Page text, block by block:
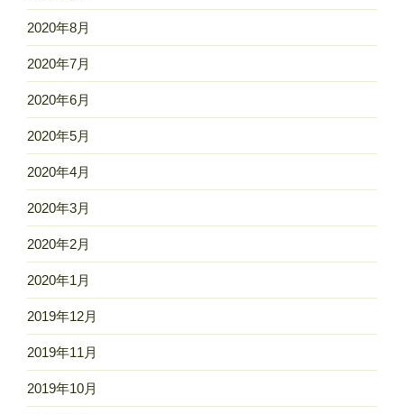
2020年8月
2020年7月
2020年6月
2020年5月
2020年4月
2020年3月
2020年2月
2020年1月
2019年12月
2019年11月
2019年10月